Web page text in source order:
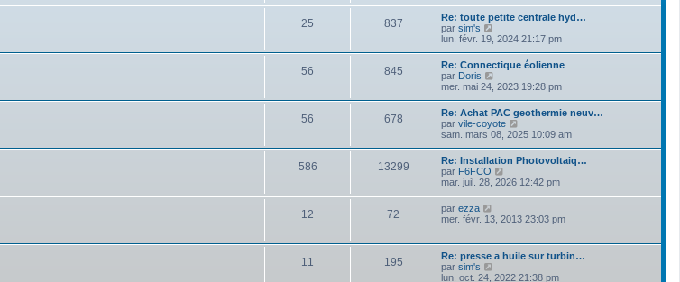
a
g r
m
e
s
s
g
e
e
d
e
r
n
i
e
r
m
e
s
s
a
g
e
25 837
Re: toute petite centrale hyd…
par sim's
o
l
e
d
e
r
n
i
e
r
m
e
s
s
g
lun. févr. 19, 2024 21:17 pm
56 845
Re: Connectique éolienne
par Doris
o
r
l
e
d
e
r
n
i
e
m
e
s
a
e
mer. mai 24, 2023 19:28 pm
56 678
Re: Achat PAC geothermie neuv…
par vile-coyote
o
r
e
d
e
n
e
r
m
e
sam. mars 08, 2025 10:09 am
586 13299
Re: Installation Photovoltaiq…
par F6FCO
o
l
e
e
r
i
mar. juil. 28, 2026 12:42 pm
12 72 par ezza
o
e
d
mer. févr. 13, 2013 23:03 pm
11 195
Re: presse a huile sur turbin…
par sim's
o
lun. oct. 24, 2022 21:38 pm